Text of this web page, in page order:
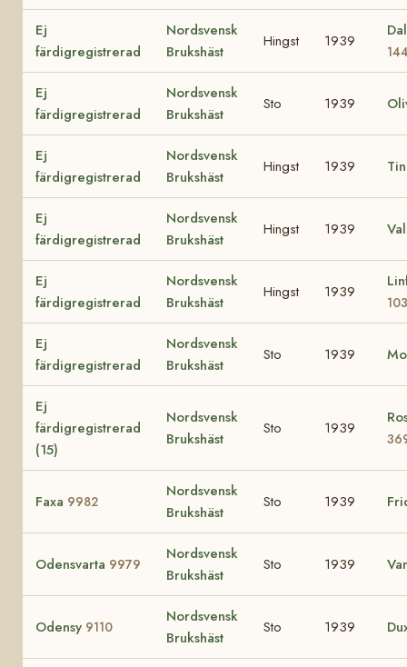
Ej
färdigregistrerad
Nordsvensk
Brukshäst
Hingst 1939
Ej
färdigregistrerad
Nordsvensk
Brukshäst
Sto 1939
Ej
färdigregistrerad
Nordsvensk
Brukshäst
Hingst 1939
Ej
färdigregistrerad
Nordsvensk
Brukshäst
Hingst 1939
Ej
färdigregistrerad
Nordsvensk
Brukshäst
Hingst 1939
Ej
färdigregistrerad
Nordsvensk
Brukshäst
Sto 1939
Ej
färdigregistrerad
(15)
Nordsvensk
Brukshäst
Sto 1939
Faxa 9982
Nordsvensk
Brukshäst
Sto 1939
Odensvarta 9979
Nordsvensk
Brukshäst
Sto 1939
Odensy 9110
Nordsvensk
Brukshäst
Sto 1939